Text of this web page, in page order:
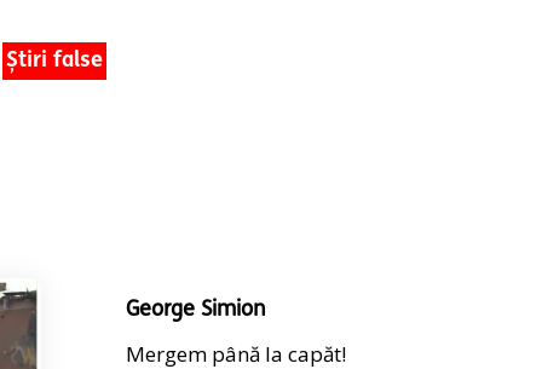
Știri false
George Simion
Mergem până la capăt!